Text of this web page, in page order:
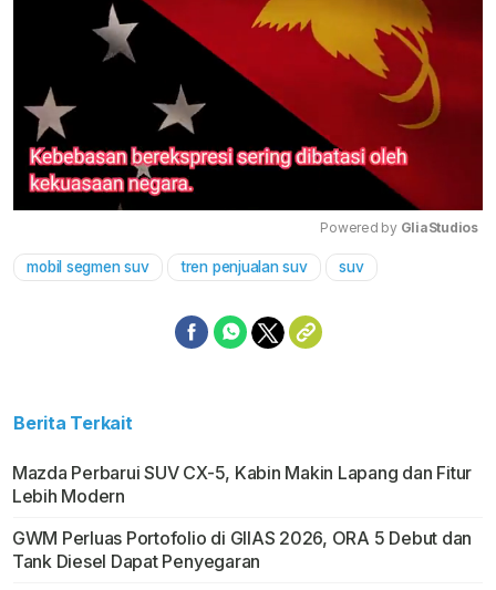
Powered by GliaStudios
mobil segmen suv tren penjualan suv suv
Berita Terkait
Mazda Perbarui SUV CX-5, Kabin Makin Lapang dan Fitur
Lebih Modern
GWM Perluas Portofolio di GIIAS 2026, ORA 5 Debut dan
Tank Diesel Dapat Penyegaran